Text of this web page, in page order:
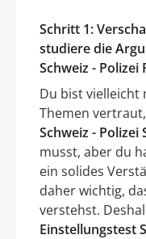
Schritt 1:
studiere die
Schweiz - Polizei
Du bist
Themen
Schweiz - Polizei
musst, aber du
ein solides
daher wichtig,
verstehst.
Einstellungstest